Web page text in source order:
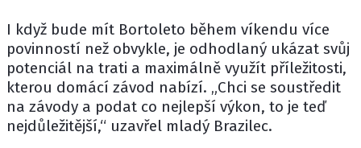
I když bude mít Bortoleto během víkendu více
povinností než obvykle, je odhodlaný ukázat svůj
potenciál na trati a maximálně využít příležitosti,
kterou domácí závod nabízí. „Chci se soustředit
na závody a podat co nejlepší výkon, to je teď
nejdůležitější,“ uzavřel mladý Brazilec.